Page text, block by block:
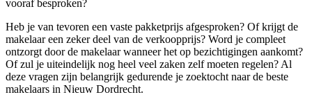
vooraf besproken?
Heb je van tevoren een vaste pakketprijs afgesproken? Of krijgt de
makelaar een zeker deel van de verkoopprijs? Word je compleet
ontzorgt door de makelaar wanneer het op bezichtigingen aankomt?
Of zul je uiteindelijk nog heel veel zaken zelf moeten regelen? Al
deze vragen zijn belangrijk gedurende je zoektocht naar de beste
makelaars in Nieuw Dordrecht.